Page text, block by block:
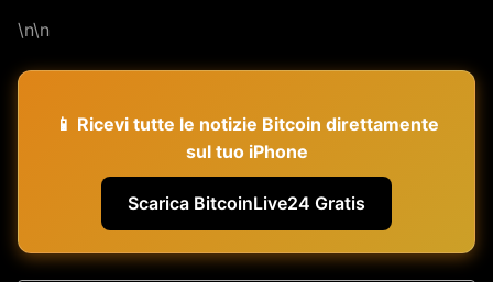
\n\n
📱 Ricevi tutte le notizie Bitcoin direttamente
sul tuo iPhone
Scarica BitcoinLive24 Gratis